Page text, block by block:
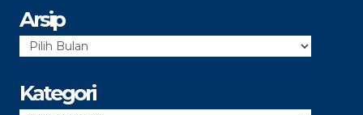
Arsip
Arsip
Kategori